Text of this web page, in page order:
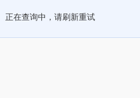
正在查询中，请刷新重试